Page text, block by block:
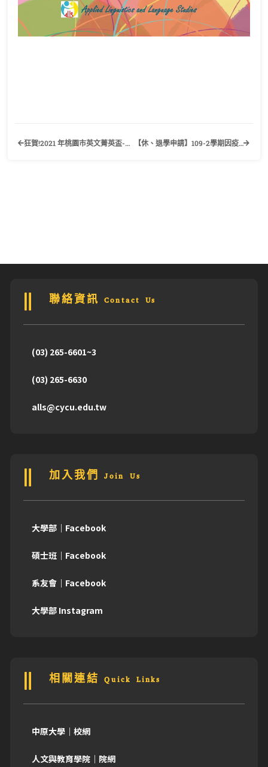
狂賀!2021 年桃園市英文菁英盃-專業英文聽寫能力與詞彙能力大賽應外二乙林珊如同學 榮獲 專業英文聽力組職場與生活應用科 個人獎 季軍 【休、退學申請】109-2學期因疫情舊生休學書面程序簡化程序公告
聯絡資訊 Contact Us
(03) 265-6601~3
(03) 265-6630
alls@cycu.edu.tw
加入我們 Join Us
大學部｜Facebook
碩士班｜Facebook
系友會｜Facebook
大學部 Instagram
相關連結 Quick Links
中原大學｜校網
人文與教育學院｜院網